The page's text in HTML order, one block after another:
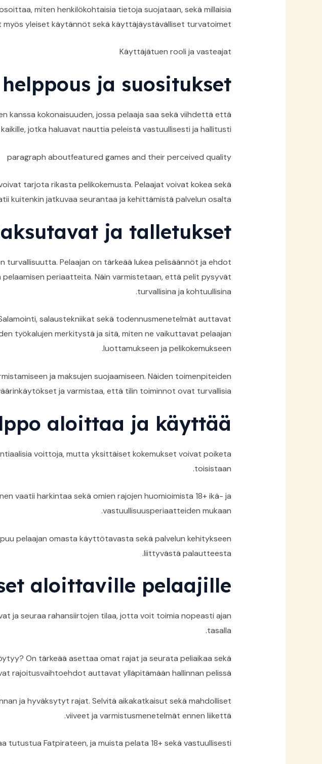
miten henkilökohtaisia tietoja suojataan, sekä millaisia
yleiset käytännöt sekä käyttäjäystävälliset turvatoimet.
Käyttäjätuen rooli ja vasteajat
ja suositukset
kokonaisuuden, jossa pelaaja saa sekä viihdettä että
jotka haluavat nauttia peleistä vastuullisesti ja hallitusti.
paragraph aboutfeatured games and their perceived quality
tarjota rikasta pelikokemusta. Pelaajat voivat kokea sekä
kuitenkin jatkuvaa seurantaa ja kehittämistä palvelun osalta.
ja talletukset
turvallisuutta. Pelaajan on tärkeää lukea pelisäännöt ja ehdot
periaatteita. Näin varmistetaan, että pelit pysyvät
turvallisina ja kohtuullisina.
salaustekniikat sekä todennusmenetelmät auttavat
työkalujen merkitystä ja sitä, miten ne vaikuttavat pelaajan
luottamukseen ja pelikokemukseen.
ja maksujen suojaamiseen. Näiden toimenpiteiden
ja varmistaa, että tilin toiminnot ovat turvallisia.
aloittaa ja käyttää
voittoja, mutta yksittäiset kokemukset voivat poiketa
toisistaan.
vaatii harkintaa sekä omien rajojen huomioimista 18+ ikä- ja
vastuullisuusperiaatteiden mukaan.
pelaajan omasta käyttötavasta sekä palvelun kehitykseen
liittyvästä palautteesta.
aloittaville pelaajille
ja seuraa rahansiirtojen tilaa, jotta voit toimia nopeasti ajan
tasalla.
On tärkeää asettaa omat rajat ja seurata peliaikaa sekä
rajoitusvaihtoehdot auttavat ylläpitämään hallinnan pelissä.
ja hyväksytyt rajat. Selvitä aikakatkaisut sekä mahdolliset
viiveet ja varmistusmenetelmät ennen liikettä.
tutustua Fatpirateen, ja muista pelata 18+ sekä vastuullisesti.